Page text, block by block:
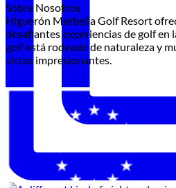
Sobre Nosotros
Higuerón Marbella Golf Resort
desafiantes experiencias de golf en
golf está rodeado de naturaleza y
vistas impresionantes.